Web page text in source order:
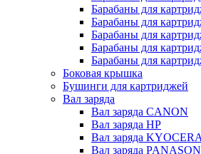
Барабаны для
Барабаны для
Барабаны для
Барабаны для
Барабаны для
Боковая крышка
Бушинги для картриджей
Вал заряда
Вал заряда CANON
Вал заряда HP
Вал заряда
Вал заряда